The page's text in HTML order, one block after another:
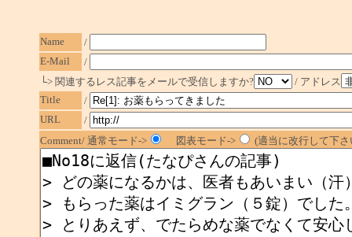
Name
/
E-Mail
/
└> 関連するレス記事をメールで受信しますか?
/ アドレス
Title
/
URL
/
Comment/ 通常モード->
図表モード-> (適当に改行して下